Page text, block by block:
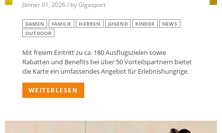
Jänner 01, 2026 / by Gigasport
DAMEN FAMILIE HERREN JUGEND KINDER
NEWS
OUTDOOR
Mit freiem Eintritt zu ca. 180 Ausflugszielen sowie
Rabatten und Benefits bei über 50 Vorteilspartnern bietet
die Karte ein umfassendes Angebot für Erlebnishungrige.
WEITERLESEN